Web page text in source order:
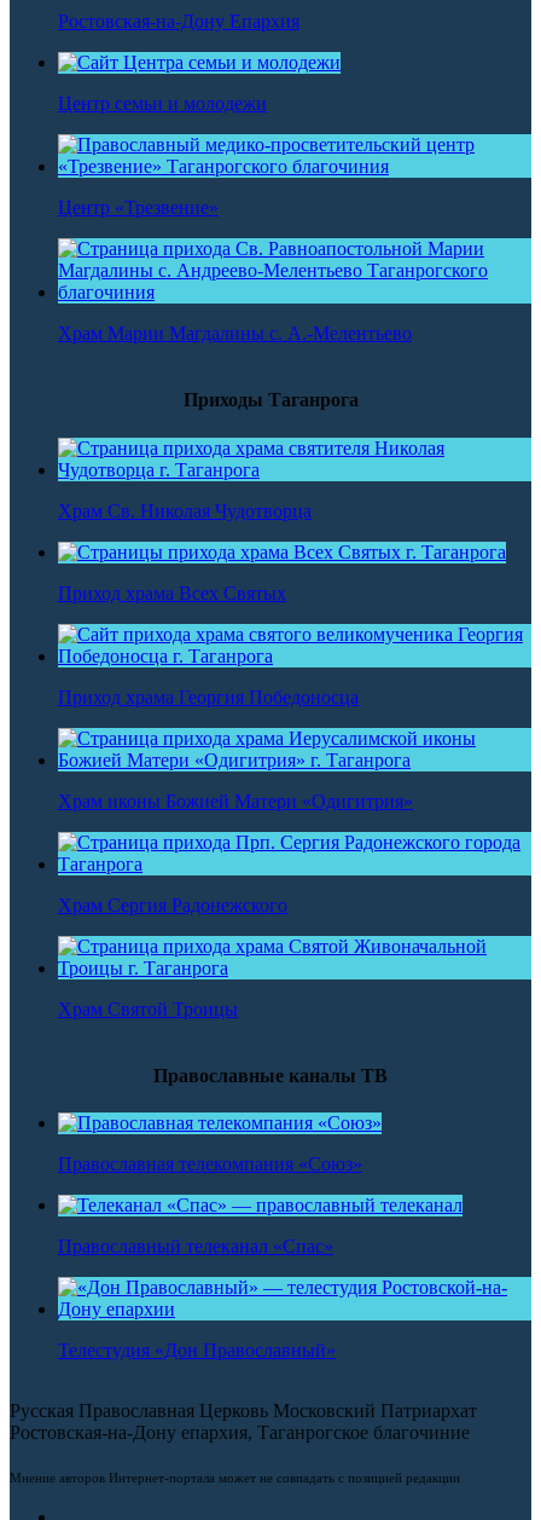
Ростовская-на-Дону Епархия
Центр семьи и молодежи
Центр «Трезвение»
Храм Марии Магдалины с. А.-Мелентьево
Приходы Таганрога
Храм Св. Николая Чудотворца
Приход храма Всех Святых
Приход храма Георгия Победоносца
Храм иконы Божией Матери «Одигитрия»
Храм Сергия Радонежского
Храм Святой Троицы
Православные каналы ТВ
Православная телекомпания «Союз»
Православный телеканал «Спас»
Телестудия «Дон Православный»
Русская Православная Церковь Московский Патриархат
Ростовская-на-Дону епархия, Таганрогское благочиние
Мнение авторов Интернет-портала может не совпадать с позицией редакции